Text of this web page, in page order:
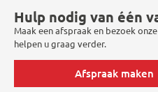
Hulp nodig van één
Maak een afspraak en bezoek
helpen u graag verder.
Afspraak maken